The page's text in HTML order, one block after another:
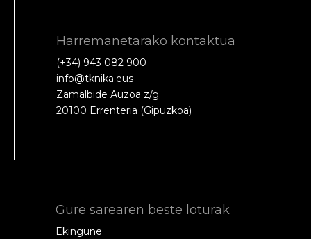
Harremanetarako kontaktua
(+34) 943 082 900
info@tknika.eus
Zamalbide Auzoa z/g
20100 Errenteria (Gipuzkoa)
Gure sarearen beste loturak
Ekingune